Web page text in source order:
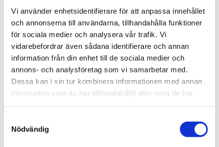
Vi använder enhetsidentifierare för att anpassa innehållet
och annonserna till användarna, tillhandahålla funktioner
för sociala medier och analysera vår trafik. Vi
vidarebefordrar även sådana identifierare och annan
information från din enhet till de sociala medier och
annons- och analysföretag som vi samarbetar med.
Dessa kan i sin tur kombinera informationen med annan
information som du har tillhandahållit eller som de har
Nödvändig
290,00